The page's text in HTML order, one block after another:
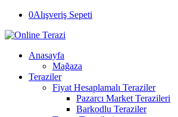
0Alışveriş Sepeti
Anasayfa
Mağaza
Teraziler
Fiyat Hesaplamalı Teraziler
Pazarcı Market Terazileri
Barkodlu Teraziler